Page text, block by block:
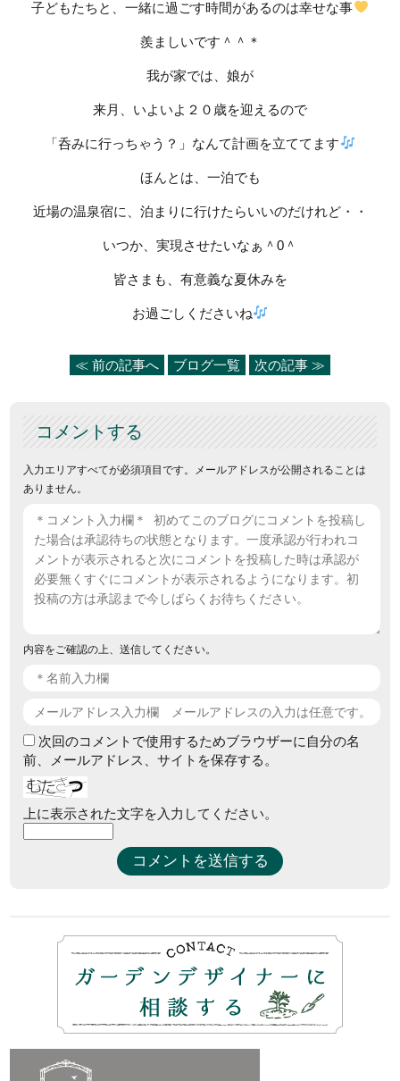
子どもたちと、一緒に過ごす時間があるのは幸せな事
羨ましいです＾＾＊
我が家では、娘が
来月、いよいよ２０歳を迎えるので
「呑みに行っちゃう？」なんて計画を立ててます
ほんとは、一泊でも
近場の温泉宿に、泊まりに行けたらいいのだけれど・・
いつか、実現させたいなぁ＾0＾
皆さまも、有意義な夏休みを
お過ごしくださいね
≪ 前の記事へ ブログ一覧 次の記事 ≫
コメントする
入力エリアすべてが必須項目です。メールアドレスが公開されることは
ありません。
内容をご確認の上、送信してください。
次回のコメントで使用するためブラウザーに自分の名
前、メールアドレス、サイトを保存する。
上に表示された文字を入力してください。